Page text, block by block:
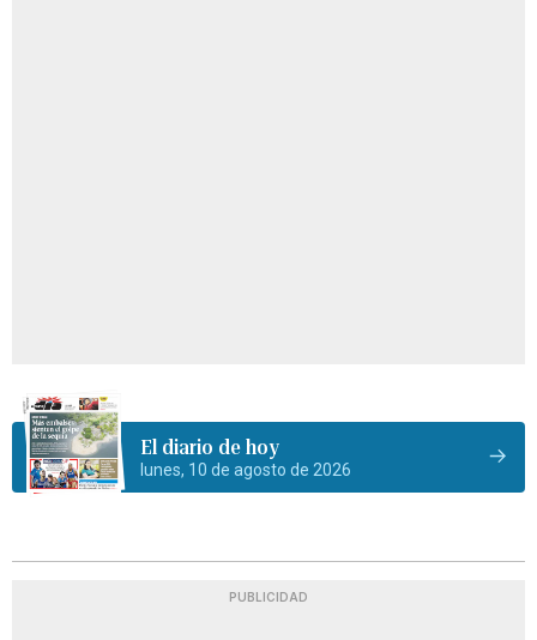
El diario de hoy
lunes, 10 de agosto de 2026
PUBLICIDAD